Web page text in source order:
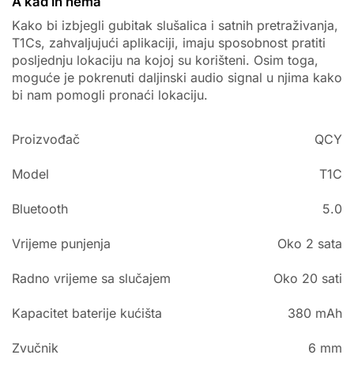
Kako bi izbjegli gubitak slušalica i satnih pretraživanja,
T1Cs, zahvaljujući aplikaciji, imaju sposobnost pratiti
posljednju lokaciju na kojoj su korišteni. Osim toga,
moguće je pokrenuti daljinski audio signal u njima kako
bi nam pomogli pronaći lokaciju.
Proizvođač QCY
Model T1C
Bluetooth 5.0
Vrijeme punjenja Oko 2 sata
Radno vrijeme sa slučajem Oko 20 sati
Kapacitet baterije kućišta 380 mAh
Zvučnik 6 mm